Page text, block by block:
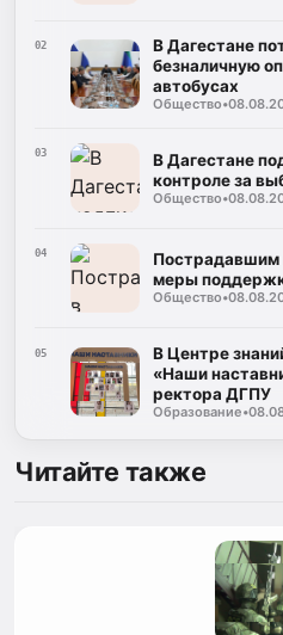
02
В Дагестане
безналичную
автобусах
Общество•
03
В Дагестане
контроле за
Общество•
04
Пострадавшим
меры
Общество•
05
В Центре
«Наши
ректора ДГПУ
Образование•
Читайте также